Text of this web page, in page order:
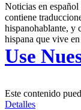
Noticias en
contiene
hispanohablante, y
hispana que vive
Use
Este contenido
Detalles